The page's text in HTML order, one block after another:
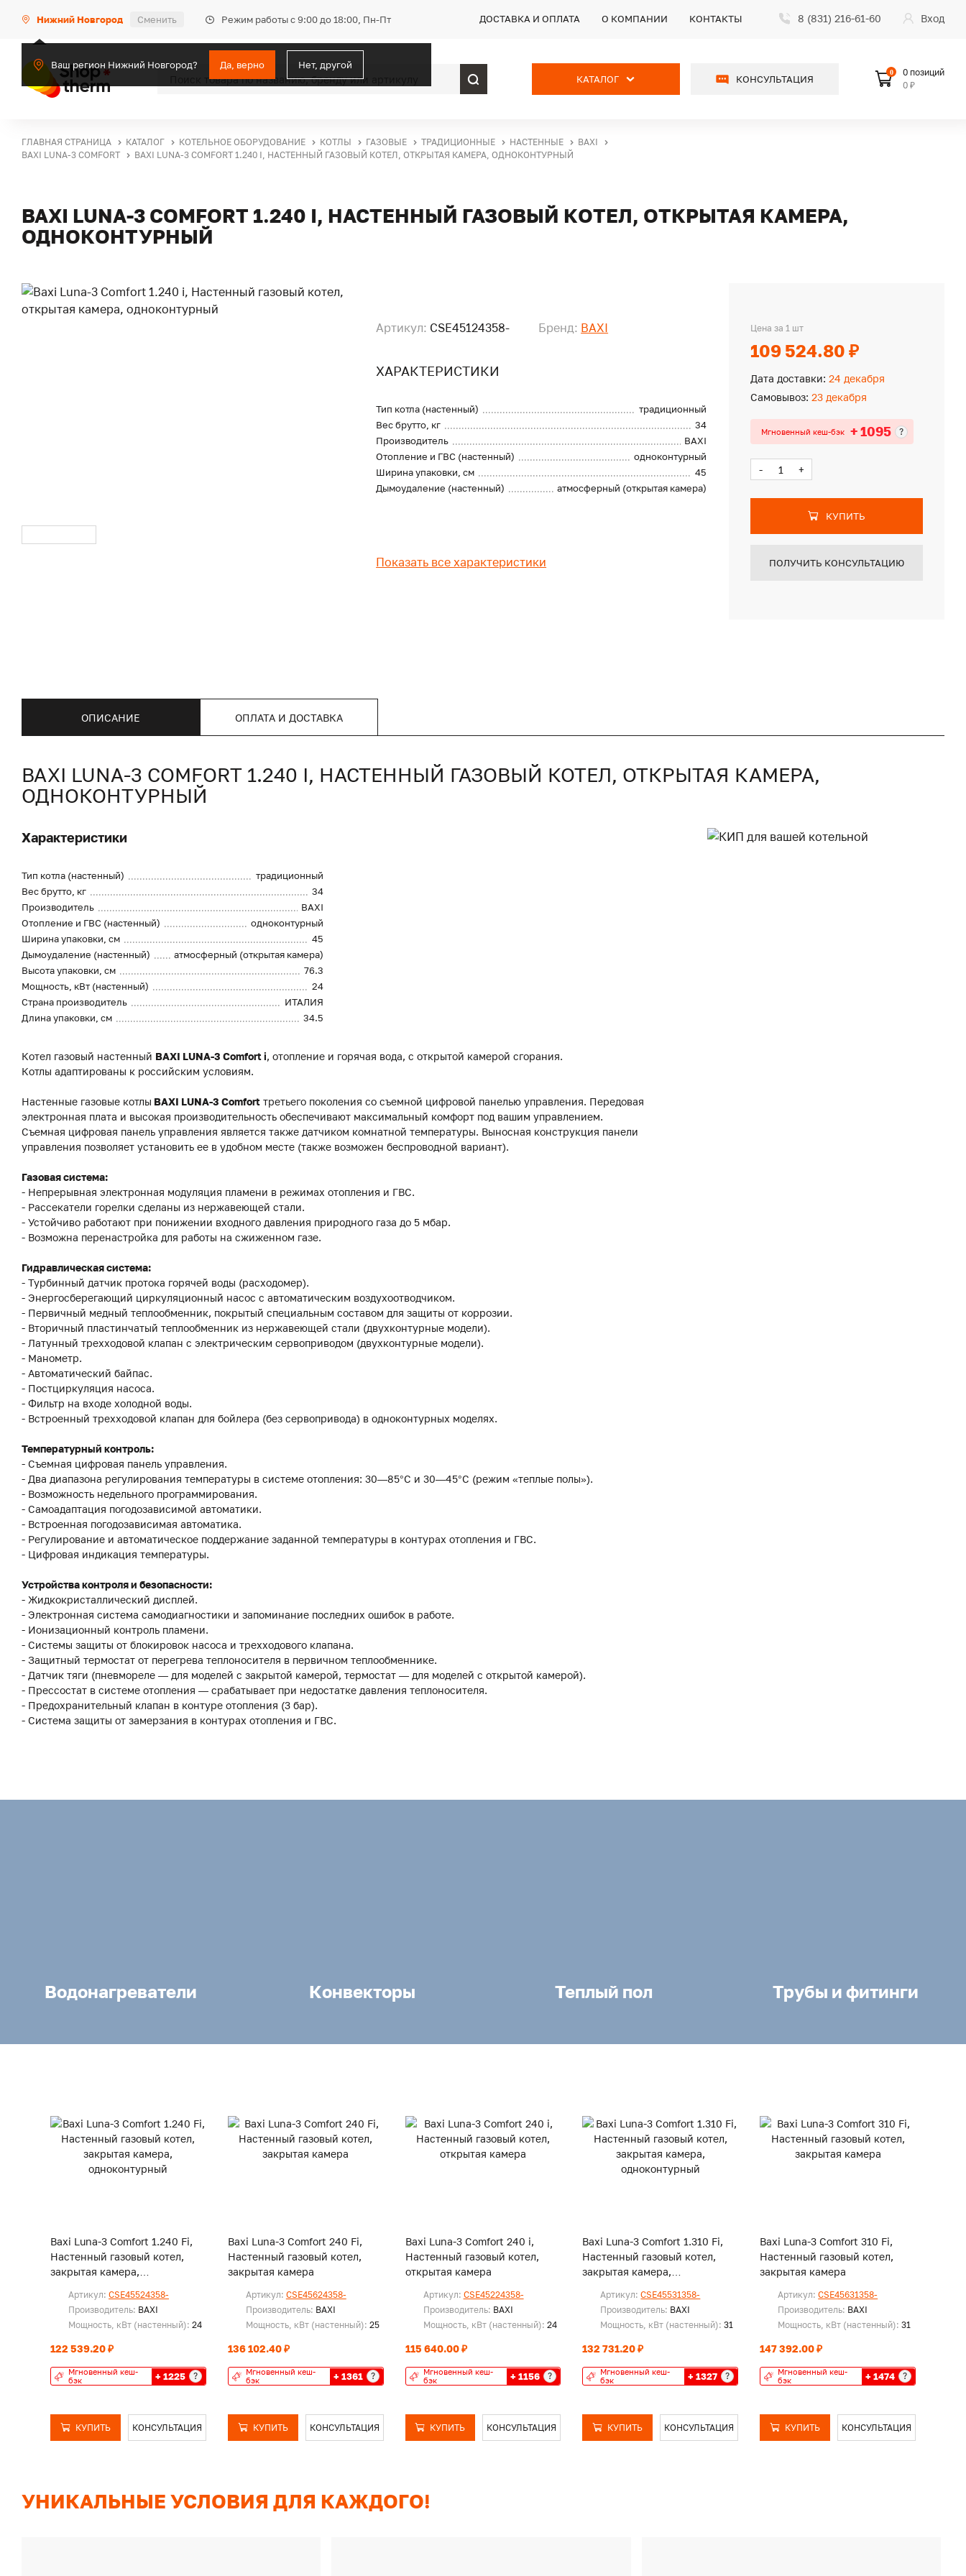
Нижний Новгород Сменить Режим работы с 9:00 до 18:00, Пн-Пт
Ваш регион Нижний Новгород? Да, верно Нет, другой
ДОСТАВКА И ОПЛАТА О КОМПАНИИ КОНТАКТЫ 8 (831) 216-61-60 Вход
КАТАЛОГ КОНСУЛЬТАЦИЯ
0
0 позиций
0 ₽
ГЛАВНАЯ СТРАНИЦА КАТАЛОГ КОТЕЛЬНОЕ ОБОРУДОВАНИЕ КОТЛЫ ГАЗОВЫЕ ТРАДИЦИОННЫЕ НАСТЕННЫЕ
BAXI
BAXI LUNA-3 COMFORT
BAXI LUNA-3 COMFORT 1.240 I, НАСТЕННЫЙ ГАЗОВЫЙ КОТЕЛ, ОТКРЫТАЯ КАМЕРА, ОДНОКОНТУРНЫЙ
BAXI LUNA-3 COMFORT 1.240 I, НАСТЕННЫЙ ГАЗОВЫЙ КОТЕЛ, ОТКРЫТАЯ КАМЕРА,
ОДНОКОНТУРНЫЙ
Артикул: CSE45124358- Бренд: BAXI
ХАРАКТЕРИСТИКИ
Тип котла (настенный)
традиционный
Вес брутто, кг
34
Производитель
BAXI
Отопление и ГВС (настенный)
одноконтурный
Ширина упаковки, см
45
Дымоудаление (настенный)
атмосферный (открытая камера)
Показать все характеристики
Цена за 1 шт
109 524.80 ₽
Дата доставки: 24 декабря
Самовывоз: 23 декабря
Мгновенный кеш-бэк + 1095 ?
- +
КУПИТЬ
ПОЛУЧИТЬ КОНСУЛЬТАЦИЮ
ОПИСАНИЕ ОПЛАТА И ДОСТАВКА
BAXI LUNA-3 COMFORT 1.240 I, НАСТЕННЫЙ ГАЗОВЫЙ КОТЕЛ, ОТКРЫТАЯ КАМЕРА,
ОДНОКОНТУРНЫЙ
Характеристики
Тип котла (настенный)
традиционный
Вес брутто, кг
34
Производитель
BAXI
Отопление и ГВС (настенный)
одноконтурный
Ширина упаковки, см
45
Дымоудаление (настенный)
атмосферный (открытая камера)
Высота упаковки, см
76.3
Мощность, кВт (настенный)
24
Страна производитель
ИТАЛИЯ
Длина упаковки, см
34.5
Котел газовый настенный BAXI LUNA-3 Comfort i, отопление и горячая вода, с открытой камерой сгорания.
Котлы адаптированы к российским условиям.
Настенные газовые котлы BAXI LUNA-3 Comfort третьего поколения со съемной цифровой панелью управления. Передовая
электронная плата и высокая производительность обеспечивают максимальный комфорт под вашим управлением.
Съемная цифровая панель управления является также датчиком комнатной температуры. Выносная конструкция панели
управления позволяет установить ее в удобном месте (также возможен беспроводной вариант).
Газовая система:
- Непрерывная электронная модуляция пламени в режимах отопления и ГВС.
- Рассекатели горелки сделаны из нержавеющей стали.
- Устойчиво работают при понижении входного давления природного газа до 5 мбар.
- Возможна перенастройка для работы на сжиженном газе.
Гидравлическая система:
- Турбинный датчик протока горячей воды (расходомер).
- Энергосберегающий циркуляционный насос с автоматическим воздухоотводчиком.
- Первичный медный теплообменник, покрытый специальным составом для защиты от коррозии.
- Вторичный пластинчатый теплообменник из нержавеющей стали (двухконтурные модели).
- Латунный трехходовой клапан с электрическим сервоприводом (двухконтурные модели).
- Манометр.
- Автоматический байпас.
- Постциркуляция насоса.
- Фильтр на входе холодной воды.
- Встроенный трехходовой клапан для бойлера (без сервопривода) в одноконтурных моделях.
Температурный контроль:
- Съемная цифровая панель управления.
- Два диапазона регулирования температуры в системе отопления: 30—85°С и 30—45°С (режим «теплые полы»).
- Возможность недельного программирования.
- Самоадаптация погодозависимой автоматики.
- Встроенная погодозависимая автоматика.
- Регулирование и автоматическое поддержание заданной температуры в контурах отопления и ГВС.
- Цифровая индикация температуры.
Устройства контроля и безопасности:
- Жидкокристаллический дисплей.
- Электронная система самодиагностики и запоминание последних ошибок в работе.
- Ионизационный контроль пламени.
- Системы защиты от блокировок насоса и трехходового клапана.
- Защитный термостат от перегрева теплоносителя в первичном теплообменнике.
- Датчик тяги (пневмореле — для моделей с закрытой камерой, термостат — для моделей с открытой камерой).
- Прессостат в системе отопления — срабатывает при недостатке давления теплоносителя.
- Предохранительный клапан в контуре отопления (3 бар).
- Система защиты от замерзания в контурах отопления и ГВС.
Водонагреватели Конвекторы Теплый пол Трубы и фитинги
Baxi Luna-3 Comfort 1.240 Fi,
Настенный газовый котел,
закрытая камера,
Артикул: CSE45524358-
Производитель: BAXI
Мощность, кВт (настенный): 24
122 539.20 ₽
Мгновенный кеш-
бэк
+ 1225 ?
КУПИТЬ КОНСУЛЬТАЦИЯ
Baxi Luna-3 Comfort 240 Fi,
Настенный газовый котел,
закрытая камера
Артикул: CSE45624358-
Производитель: BAXI
Мощность, кВт (настенный): 25
136 102.40 ₽
Мгновенный кеш-
бэк
+ 1361 ?
КУПИТЬ КОНСУЛЬТАЦИЯ
Baxi Luna-3 Comfort 240 i,
Настенный газовый котел,
открытая камера
Артикул: CSE45224358-
Производитель: BAXI
Мощность, кВт (настенный): 24
115 640.00 ₽
Мгновенный кеш-
бэк
+ 1156 ?
КУПИТЬ КОНСУЛЬТАЦИЯ
Baxi Luna-3 Comfort 1.310 Fi,
Настенный газовый котел,
закрытая камера,
Артикул:CSE45531358-
Производитель: BAXI
Мощность, кВт (настенный):31
132 731.20 ₽
Мгновенный кеш-
бэк
+ 1327 ?
КУПИТЬ КОНСУЛЬТАЦИЯ
Baxi Luna-3 Comfort 310 Fi,
Настенный газовый котел,
закрытая камера
Артикул:CSE45631358-
Производитель: BAXI
Мощность, кВт (настенный):31
147 392.00 ₽
Мгновенный кеш-
бэк
+ 1474 ?
КУПИТЬ КОНСУЛЬТАЦИЯ
УНИКАЛЬНЫЕ УСЛОВИЯ ДЛЯ КАЖДОГО!